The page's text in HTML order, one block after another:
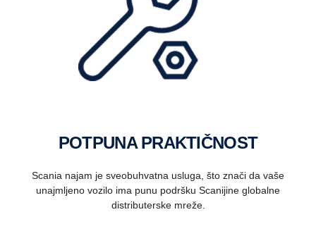
POTPUNA PRAKTIČNOST
Scania najam je sveobuhvatna usluga, što znači da vaše
unajmljeno vozilo ima punu podršku Scanijine globalne
distributerske mreže.